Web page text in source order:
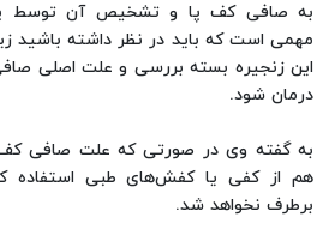
به صافی کف پا و تشخیص آن
مهمی است که باید در نظر داشته باشید
این زنجیره بسته بررسی و علت اصلی
درمان شود.
به گفته وی در صورتی که علت صافی کف
هم از کفی یا کفش‌های طبی استفاده
برطرف نخواهد شد.